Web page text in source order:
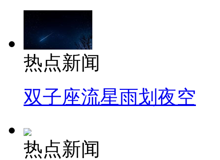
热点新闻
双子座流星雨划夜空
热点新闻